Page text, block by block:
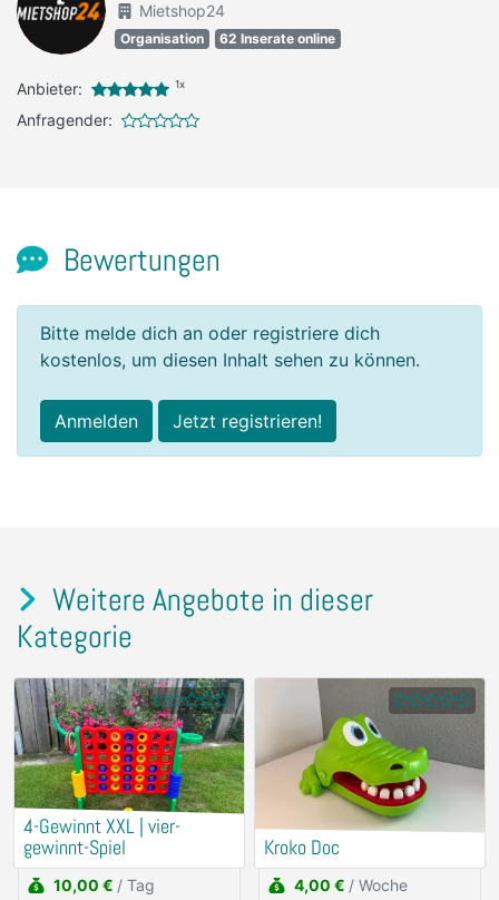
Mietshop24
Organisation 62 Inserate online
Anbieter: 1x
Anfragender:
Bewertungen
Bitte melde dich an oder registriere dich
kostenlos, um diesen Inhalt sehen zu können.
Anmelden Jetzt registrieren!
Weitere Angebote in dieser
Kategorie
4-Gewinnt XXL | vier-
gewinnt-Spiel
10,00 € / Tag
Kroko Doc
4,00 € / Woche